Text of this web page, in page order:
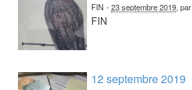
FIN -23 septembre 2019, par
FIN
12 septembre 2019